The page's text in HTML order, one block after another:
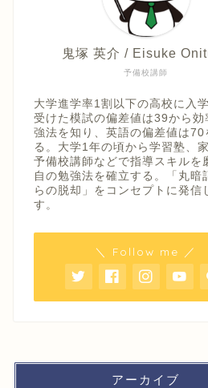
予備校講師
鬼塚 英介 / Eisuke
大学進学率1割以下の高校に入
受けた模試の偏差値は39から効
強法を知り、英語の偏差値は70
る。大学1年の頃から学習塾、家
予備校講師などで指導スキルを
自の勉強法を確立する。「丸暗
らの脱却」をコンセプトに発信
す。
＼ Follow me ／
アーカイブ